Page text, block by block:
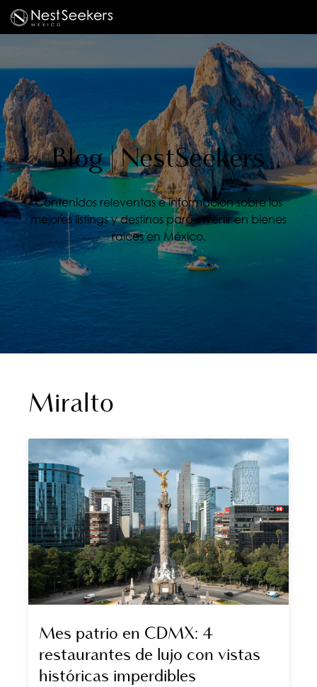
Blog | NestSeekers
Contenidos releventas e información sobre los
mejores listings y destinos para invertir en bienes
raíces en México.
Miralto
Mes patrio en CDMX: 4
restaurantes de lujo con vistas
históricas imperdibles